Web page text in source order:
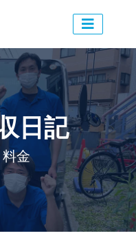
日記
料金